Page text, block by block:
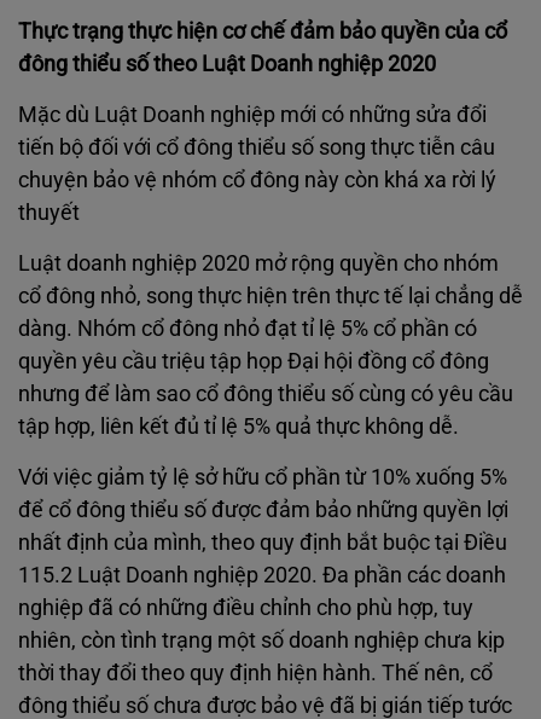
Thực trạng thực hiện cơ chế đảm bảo quyền của cổ
đông thiểu số theo Luật Doanh nghiệp 2020
Mặc dù Luật Doanh nghiệp mới có những sửa đổi
tiến bộ đối với cổ đông thiểu số song thực tiễn câu
chuyện bảo vệ nhóm cổ đông này còn khá xa rời lý
thuyết
Luật doanh nghiệp 2020 mở rộng quyền cho nhóm
cổ đông nhỏ, song thực hiện trên thực tế lại chẳng dễ
dàng. Nhóm cổ đông nhỏ đạt tỉ lệ 5% cổ phần có
quyền yêu cầu triệu tập họp Đại hội đồng cổ đông
nhưng để làm sao cổ đông thiểu số cùng có yêu cầu
tập hợp, liên kết đủ tỉ lệ 5% quả thực không dễ.
Với việc giảm tỷ lệ sở hữu cổ phần từ 10% xuống 5%
để cổ đông thiểu số được đảm bảo những quyền lợi
nhất định của mình, theo quy định bắt buộc tại Điều
115.2 Luật Doanh nghiệp 2020. Đa phần các doanh
nghiệp đã có những điều chỉnh cho phù hợp, tuy
nhiên, còn tình trạng một số doanh nghiệp chưa kịp
thời thay đổi theo quy định hiện hành. Thế nên, cổ
đông thiểu số chưa được bảo vệ đã bị gián tiếp tước